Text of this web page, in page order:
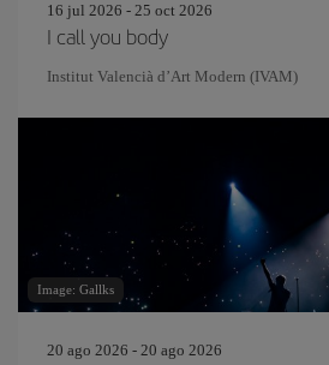
16 jul 2026 - 25 oct 2026
I call you body
Institut Valencià d’Art Modern (IVAM)
Image: Gallks
20 ago 2026 - 20 ago 2026